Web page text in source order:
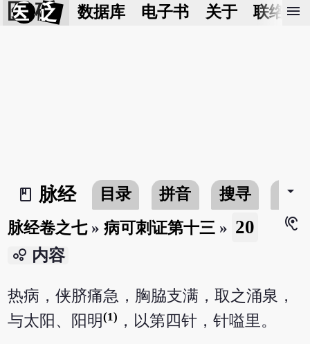
医 砭 数据库 电子书 关于 联络我
menu
book_2
脉经 目录 拼音 搜寻 书介
arrow_drop_down
脉经卷之七»病可刺证第十三 » 20
hearing
bubble_chart 内容
热病，侠脐痛急，胸脇支满，取之涌泉，
与太阳、阳明(1) ，以第四针，针嗌里。